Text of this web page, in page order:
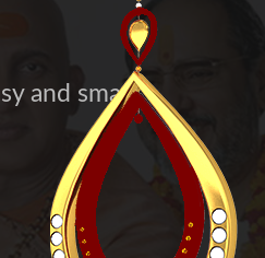
and smart